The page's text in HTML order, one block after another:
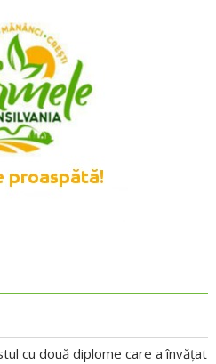
cu două diplome care a învățat